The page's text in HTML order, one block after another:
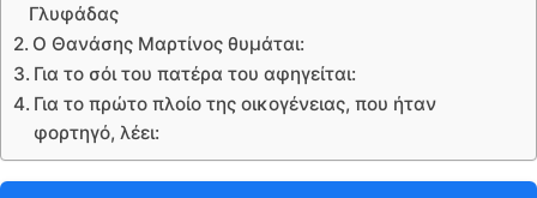
Γλυφάδας
Ο Θανάσης Μαρτίνος θυμάται:
Για το σόι του πατέρα του αφηγείται:
Για το πρώτο πλοίο της οικογένειας, που ήταν
φορτηγό, λέει: